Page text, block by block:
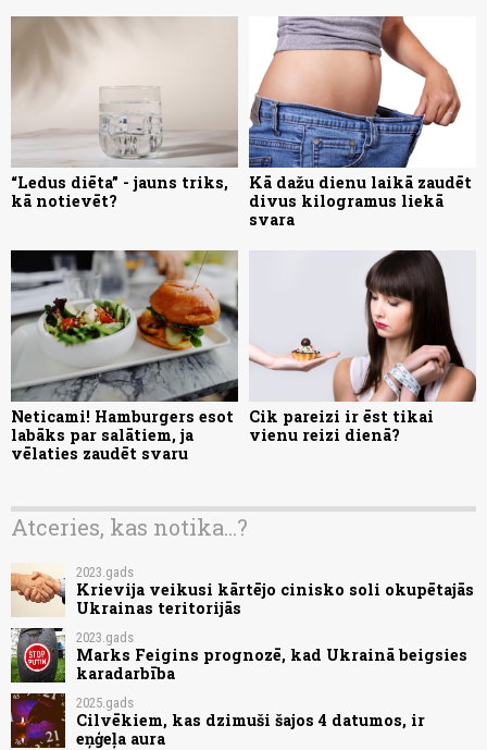
“Ledus diēta” - jauns triks,
kā notievēt?
Kā dažu dienu laikā zaudēt
divus kilogramus liekā
svara
Neticami! Hamburgers esot
labāks par salātiem, ja
vēlaties zaudēt svaru
Cik pareizi ir ēst tikai
vienu reizi dienā?
Atceries, kas notika...?
2023.gads
Krievija veikusi kārtējo cinisko soli okupētajās
Ukrainas teritorijās
2023.gads
Marks Feigins prognozē, kad Ukrainā beigsies
karadarbība
2025.gads
Cilvēkiem, kas dzimuši šajos 4 datumos, ir
eņģeļa aura